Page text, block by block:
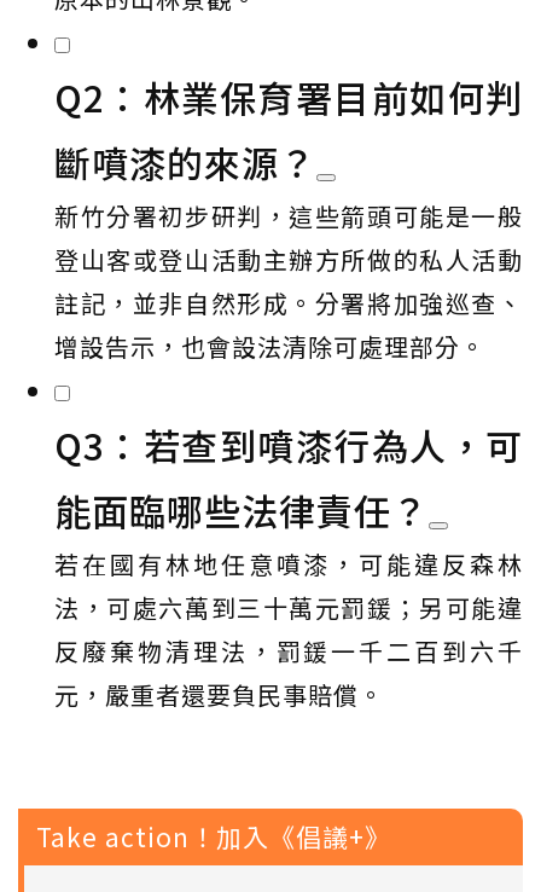
Q2：林業保育署目前如何判
斷噴漆的來源？
新竹分署初步研判，這些箭頭可能是一般
登山客或登山活動主辦方所做的私人活動
註記，並非自然形成。分署將加強巡查、
增設告示，也會設法清除可處理部分。
Q3：若查到噴漆行為人，可
能面臨哪些法律責任？
若在國有林地任意噴漆，可能違反森林
法，可處六萬到三十萬元罰鍰；另可能違
反廢棄物清理法，罰鍰一千二百到六千
元，嚴重者還要負民事賠償。
Take action！加入《倡議+》